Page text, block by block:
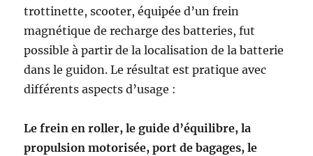
trottinette, scooter, équipée d’un frein
magnétique de recharge des batteries, fut
possible à partir de la localisation de la batterie
dans le guidon. Le résultat est pratique avec
différents aspects d’usage :
Le frein en roller, le guide d’équilibre, la
propulsion motorisée, port de bagages, le